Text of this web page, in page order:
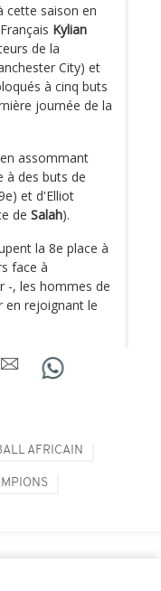
cette saison en
Kylian
de la
City) et
à cinq buts
journée de la
assommant
à des buts de
et d'Elliot
de Salah).
la 8e place à
face à
-, les hommes de
en rejoignant le
AFRICAIN